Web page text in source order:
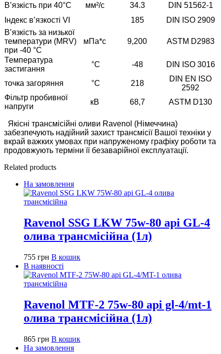
В’язкість при 40°C
мм²/с 34.3
DIN 51562-1
Індекс в’язкості VI
185
DIN ISO 2909
В’язкість за низької
температури (MRV)
при -40 °C
мПа*с 9,200 ASTM D2983
Температура
застигання
°С -48 DIN ISO 3016
точка загоряння °С 218
DIN EN ISO
2592
Фільтр пробивної
напруги
кВ 68,7 ASTM D130
Якісні трансмісійні оливи Ravenol (Німеччина)
забезпечують надійний захист трансмісії Вашої техніки у
вкрай важких умовах при напруженому графіку роботи та
продовжують терміни її безаварійної експлуатації.
Related products
На замовлення
Ravenol SSG LKW 75w-80 api GL-4
олива трансмісійна (1л)
755 грн В кошик
В наявності
Ravenol MTF-2 75w-80 api gl-4/mt-1
олива трансмісійна (1л)
865 грн В кошик
На замовлення